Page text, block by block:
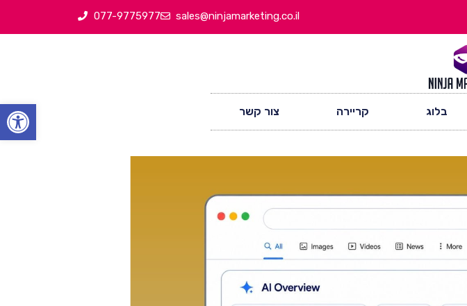
Open toolbar
077-9775977 sales@ninjamarketing.co.il
בלוג קריירה צור קשר